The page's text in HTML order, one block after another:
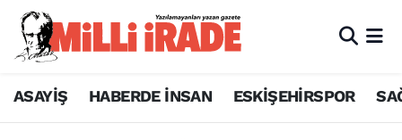
ASAYİŞ HABERDE İNSAN ESKİŞEHİRSPOR